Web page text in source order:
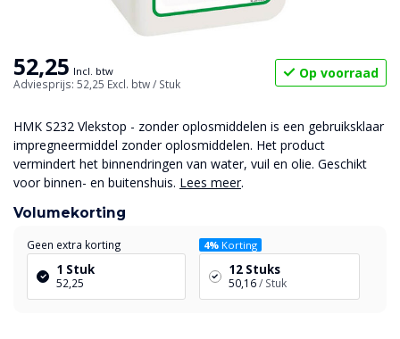
52,25 Incl. btw
Adviesprijs: 52,25 Excl. btw/ Stuk
Op voorraad
HMK S232 Vlekstop - zonder oplosmiddelen is een gebruiksklaar
impregneermiddel zonder oplosmiddelen. Het product
vermindert het binnendringen van water, vuil en olie. Geschikt
voor binnen- en buitenshuis. Lees meer.
Volumekorting
Geen extra korting
1 Stuk
52,25
4%Korting
12 Stuks
50,16 / Stuk